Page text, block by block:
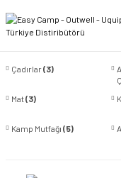
Çadırlar(3)
Mat(3)
Kamp Mutfağı (5)